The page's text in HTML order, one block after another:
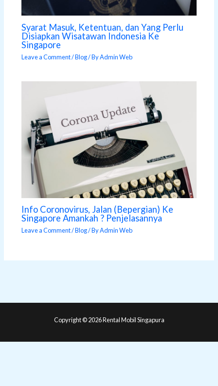
Syarat Masuk, Ketentuan, dan Yang Perlu
Disiapkan Wisatawan Indonesia Ke
Singapore
Leave a Comment/Blog/ ByAdmin Web
Info Coronovirus, Jalan (Bepergian) Ke
Singapore Amankah ? Penjelasannya
Leave a Comment/Blog/ ByAdmin Web
Copyright © 2026 Rental Mobil Singapura